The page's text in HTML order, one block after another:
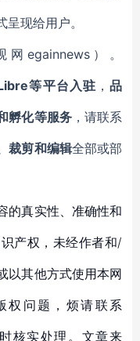
现给用户。
egainnews）。
等平台入驻 ，品
孵化等服务，请联系
裁剪和编辑全部或部
的真实性、准确性和
产权，未经作者和/
以其他方式使用本网
权问题，烦请联系
核实处理。文章来